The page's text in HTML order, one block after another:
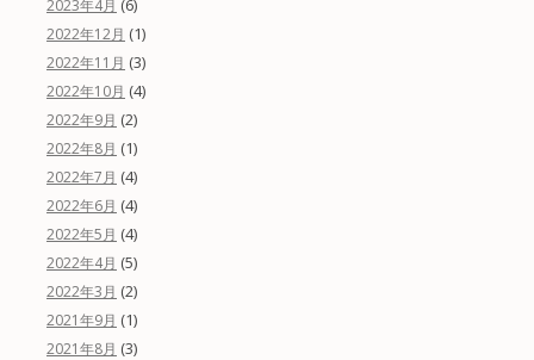
2023年4月
2022年12月 (1)
2022年11月 (3)
2022年10月 (4)
2022年9月 (2)
2022年8月 (1)
2022年7月 (4)
2022年6月 (4)
2022年5月 (4)
2022年4月 (5)
2022年3月 (2)
2021年9月 (1)
2021年8月 (3)